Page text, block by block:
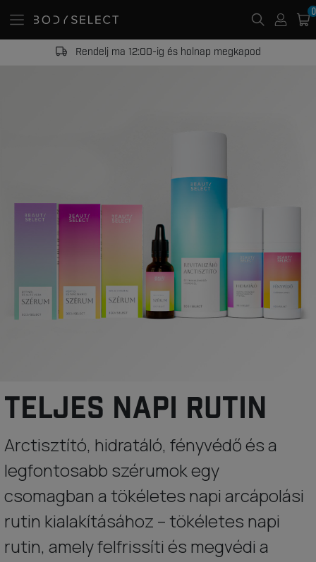
Rendelj ma 12:00-ig és holnap megkapod
TELJES NAPI RUTIN
Arctisztító, hidratáló, fényvédő és a
legfontosabb szérumok egy
csomagban a tökéletes napi arcápolási
rutin kialakításához – tökéletes napi
rutin, amely felfrissíti és megvédi a
0